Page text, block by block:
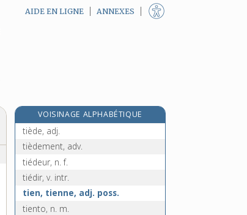
AIDE EN LIGNE ANNEXES
VOISINAGE ALPHABÉTIQUE
tiédasse, adj.
tiède, adj.
tièdement, adv.
tiédeur, n. f.
tiédir, v. intr.
tien, tienne, adj. poss.
tiento, n. m.